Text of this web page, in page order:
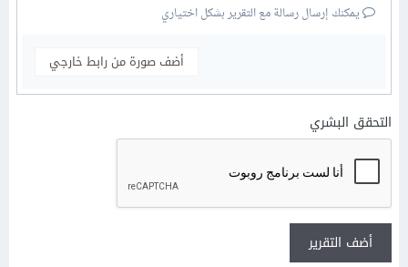
يمكنك إرسال رسالة مع التقرير بشكل اختياري
أضف صورة من رابط خارجي
التحقق البشري
أضف التقرير